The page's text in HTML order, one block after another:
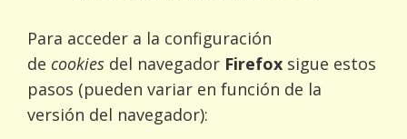
Para acceder a la configuración
de cookies del navegador Firefox sigue estos
pasos (pueden variar en función de la
versión del navegador):